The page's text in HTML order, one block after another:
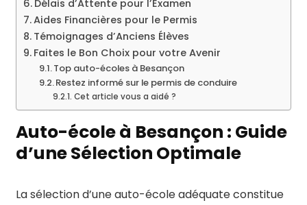
Délais d’Attente pour l’Examen
Aides Financières pour le Permis
Témoignages d’Anciens Élèves
Faites le Bon Choix pour votre Avenir
Top auto-écoles à Besançon
Restez informé sur le permis de conduire
Cet article vous a aidé ?
Auto-école à Besançon : Guide
d’une Sélection Optimale
La sélection d’une auto-école adéquate constitue